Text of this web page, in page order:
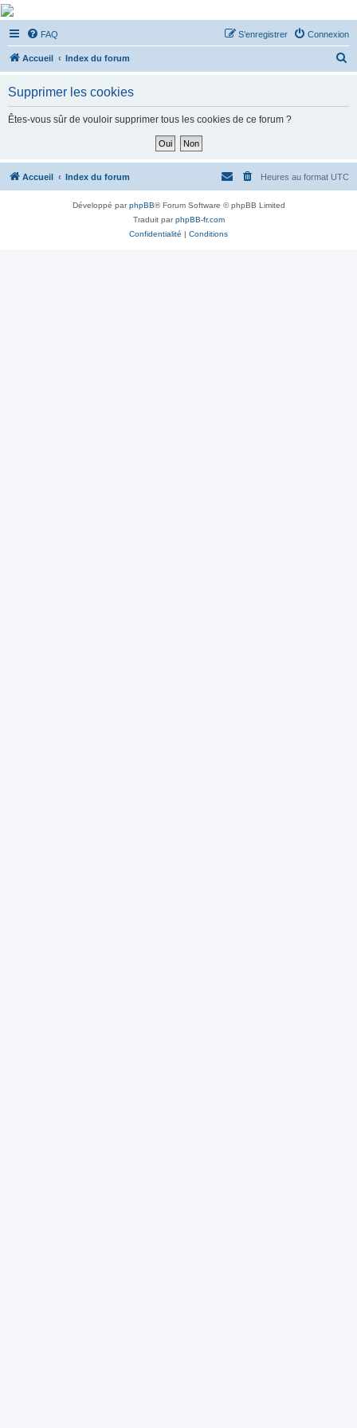
De Musicae Militari -
Forums
Forums de discussions
FAQ Connexion
S’enregistrer
Accueil Index du forum
h
Supprimer les cookies
Êtes-vous sûr de vouloir supprimer tous les cookies de ce forum ?
Accueil Index du forum Heures au format UTC
Développé parphpBB® Forum Software © phpBB Limited
Traduit parphpBB-fr.com
Confidentialité | Conditions